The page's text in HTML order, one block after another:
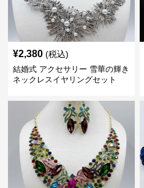
¥2,380 (税込)
結婚式 アクセサリー 雪華の輝き
ネックレスイヤリングセット